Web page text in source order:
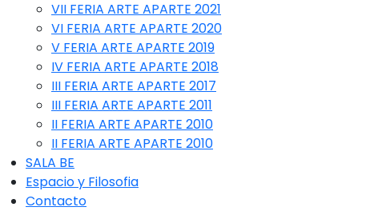
VII FERIA ARTE APARTE 2021
VI FERIA ARTE APARTE 2020
V FERIA ARTE APARTE 2019
IV FERIA ARTE APARTE 2018
III FERIA ARTE APARTE 2017
III FERIA ARTE APARTE 2011
II FERIA ARTE APARTE 2010
II FERIA ARTE APARTE 2010
SALA BE
Espacio y Filosofia
Contacto